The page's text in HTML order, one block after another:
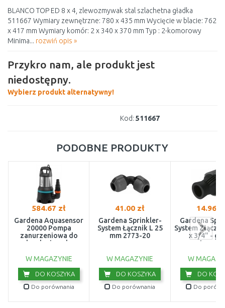
BLANCO TOP ED 8 x 4, zlewozmywak stal szlachetna gładka
511667 Wymiary zewnętrzne: 780 x 435 mm Wycięcie w blacie: 762
x 417 mm Wymiary komór: 2 x 340 x 370 mm Typ : 2-komorowy
Minima... rozwiń opis »
Przykro nam, ale produkt jest
niedostępny.
Wybierz produkt alternatywny!
Kod: 511667
PODOBNE PRODUKTY
584.67 zł
Gardena Aquasensor
20000 Pompa
zanurzeniowa do
brudnej wody
9044-20
W MAGAZYNIE
DO KOSZYKA
Do porównania
41.00 zł
Gardena Sprinkler-
System Łącznik L 25
mm 2773-20
W MAGAZYNIE
DO KOSZYKA
Do porównania
14.96
Gardena
System
x 3/4" -
wewnętrzny
W
DO
Do